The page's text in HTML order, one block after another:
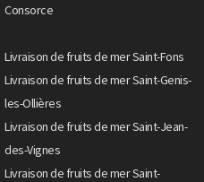
Consorce
Livraison de fruits de mer Saint-Fons
Livraison de fruits de mer Saint-Genis-
les-Ollières
Livraison de fruits de mer Saint-Jean-
des-Vignes
Livraison de fruits de mer Saint-